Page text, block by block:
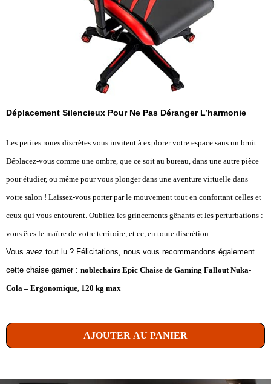
Déplacement Silencieux Pour Ne Pas Déranger L’harmonie
Les petites roues discrètes vous invitent à explorer votre espace sans un bruit.
Déplacez-vous comme une ombre, que ce soit au bureau, dans une autre pièce
pour étudier, ou même pour vous plonger dans une aventure virtuelle dans
votre salon ! Laissez-vous porter par le mouvement tout en confortant celles et
ceux qui vous entourent. Oubliez les grincements gênants et les perturbations :
vous êtes le maître de votre territoire, et ce, en toute discrétion.
Vous avez tout lu ? Félicitations, nous vous recommandons également
cette chaise gamer : noblechairs Epic Chaise de Gaming Fallout Nuka-
Cola – Ergonomique, 120 kg max
AJOUTER AU PANIER